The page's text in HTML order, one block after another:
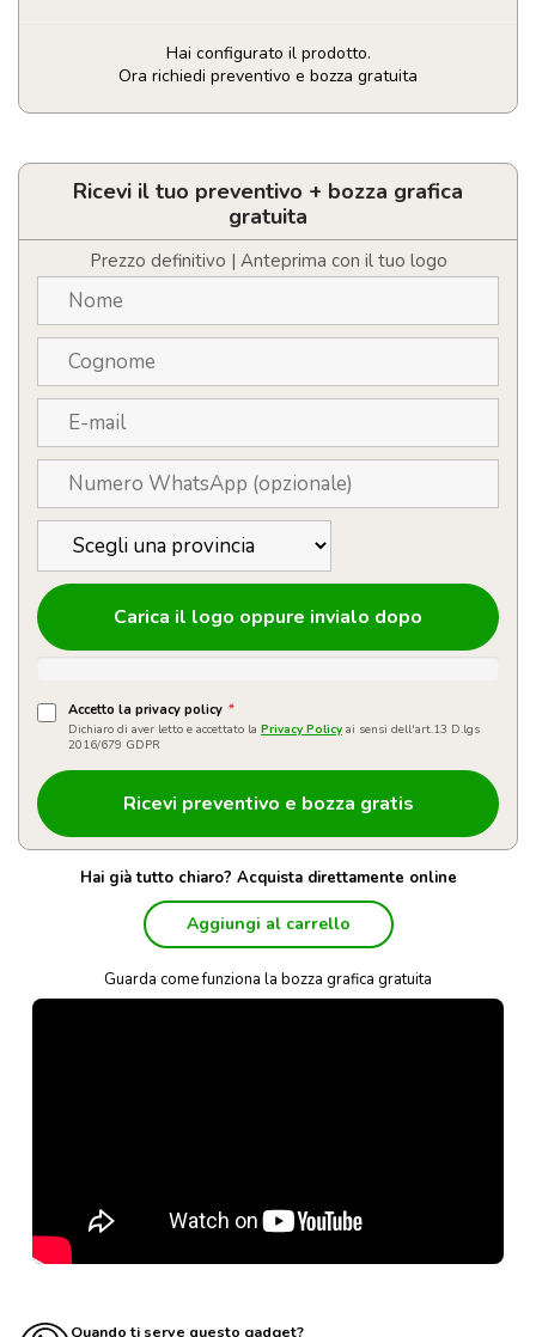
Hai configurato il prodotto.
Ora richiedi preventivo e bozza gratuita
Power
in
bambù
mAh
quantità
Ricevi il tuo preventivo + bozza grafica
gratuita
Prezzo definitivo | Anteprima con il tuo logo
Carica il logo oppure invialo dopo
Accetto la privacy policy *
Dichiaro di aver letto e accettato la Privacy Policy ai sensi dell'art.13 D.lgs
2016/679 GDPR
Hai già tutto chiaro? Acquista direttamente online
Aggiungi al carrello
Guarda come funziona la bozza grafica gratuita
Quando ti serve questo gadget?